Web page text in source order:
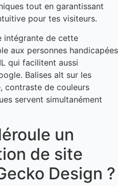
tout en garantissant
pour tes visiteurs.
intégrante de cette
aux personnes handicapées
qui facilitent aussi
Balises alt sur les
contraste de couleurs
servent simultanément
un
de site
Design ?